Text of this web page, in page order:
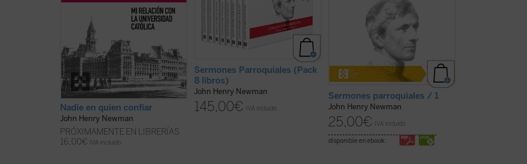
principalmente por una convicción
inquebrantable: los laicos deben ...
(ver ficha)
Nadie en quien confiar
John Henry Newman
PRÓXIMAMENTE EN LIBRERÍAS
16,00€ IVA incluido
los Sermones parroquiales
de
John Henry Newman publicados ...
(ver ficha)
Sermones Parroquiales (Pack
8 libros)
John Henry Newman
145,00€ IVA incluido
inspirado a todas las
generaciones de cristianos desde
(ver ficha)
Sermones parroquiales / 1
John Henry Newman
25,00€ IVA incluido
disponible en ebook: